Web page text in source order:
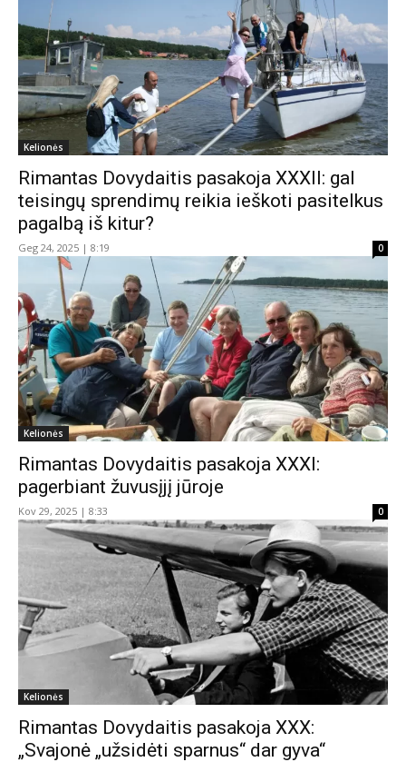
Kelionės
Rimantas Dovydaitis pasakoja XXXII: gal
teisingų sprendimų reikia ieškoti pasitelkus
pagalbą iš kitur?
Geg 24, 2025 | 8:19 0
Kelionės
Rimantas Dovydaitis pasakoja XXXI:
pagerbiant žuvusįjį jūroje
Kov 29, 2025 | 8:33 0
Kelionės
Rimantas Dovydaitis pasakoja XXX:
„Svajonė „užsidėti sparnus“ dar gyva“